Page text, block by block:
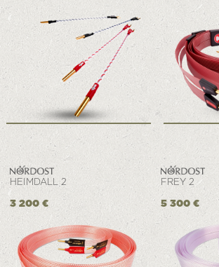
HEIMDALL 2
3 200 €
FREY 2
5 300 €